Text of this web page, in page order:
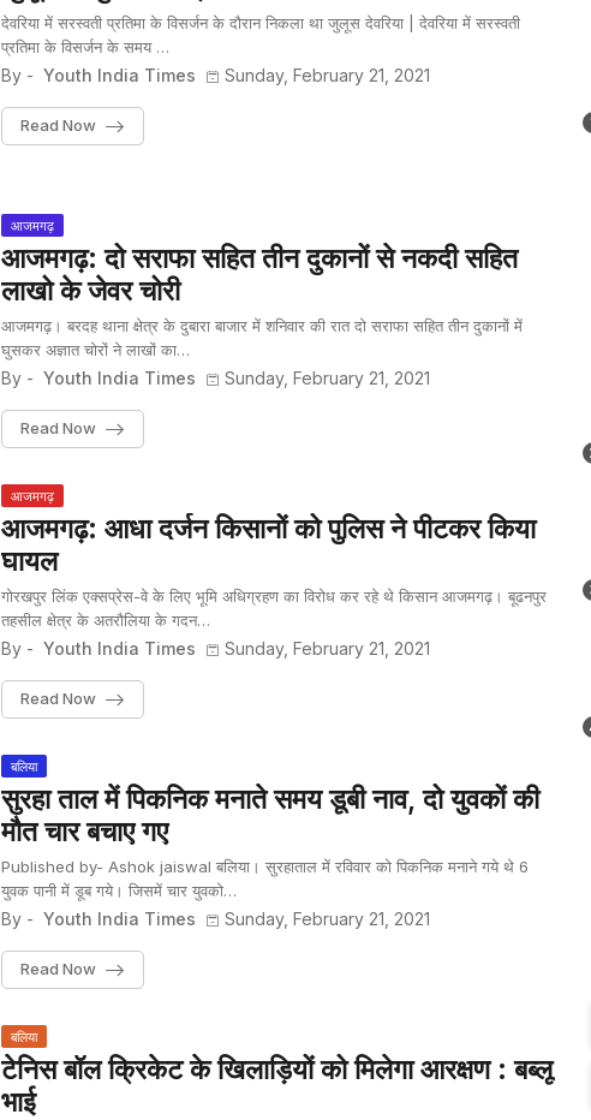
देवरिया में सरस्वती प्रतिमा के विसर्जन के दौरान निकला था जुलूस देवरिया | देवरिया में सरस्वती
प्रतिमा के विसर्जन के समय …
By - Youth India Times Sunday, February 21, 2021
Read Now
आजमगढ़
आजमगढ़: दो सराफा सहित तीन दुकानों से नकदी सहित
लाखो के जेवर चोरी
आजमगढ़। बरदह थाना क्षेत्र के दुबारा बाजार में शनिवार की रात दो सराफा सहित तीन दुकानों में
घुसकर अज्ञात चोरों ने लाखों का…
By - Youth India Times Sunday, February 21, 2021
Read Now
आजमगढ़
आजमगढ़: आधा दर्जन किसानों को पुलिस ने पीटकर किया
घायल
गोरखपुर लिंक एक्सप्रेस-वे के लिए भूमि अधिग्रहण का विरोध कर रहे थे किसान आजमगढ़। बूढनपुर
तहसील क्षेत्र के अतरौलिया के गदन…
By - Youth India Times Sunday, February 21, 2021
Read Now
बलिया
सुरहा ताल में पिकनिक मनाते समय डूबी नाव, दो युवकों की
मौत चार बचाए गए
Published by- Ashok jaiswal बलिया। सुरहाताल में रविवार को पिकनिक मनाने गये थे 6
युवक पानी में डूब गये। जिसमें चार युवको…
By - Youth India Times Sunday, February 21, 2021
Read Now
बलिया
टेनिस बॉल क्रिकेट के खिलाड़ियों को मिलेगा आरक्षण : बब्लू
भाई